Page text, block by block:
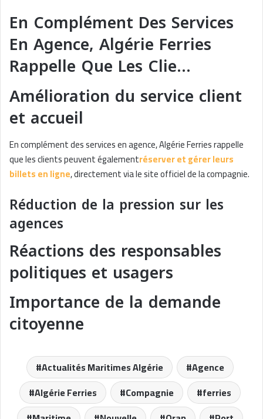
En Complément Des Services
En Agence, Algérie Ferries
Rappelle Que Les Clie…
Amélioration du service client
et accueil
En complément des services en agence, Algérie Ferries rappelle
que les clients peuvent égalementréserver et gérer leurs
billets en ligne, directement via le site officiel de la compagnie.
Réduction de la pression sur les
agences
Réactions des responsables
politiques et usagers
Importance de la demande
citoyenne
Actualités Maritimes Algérie
Agence
Algérie Ferries
Compagnie
ferries